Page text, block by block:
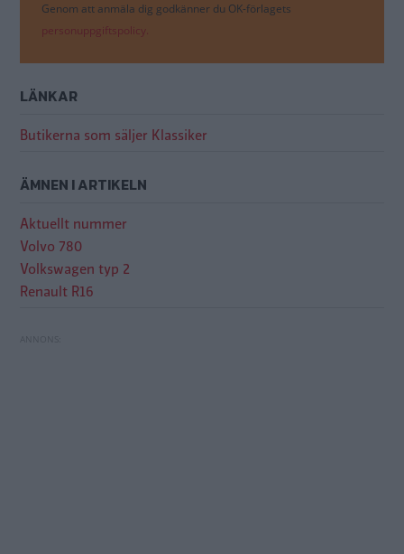
Genom att anmäla dig godkänner du OK-förlagets
personuppgiftspolicy.
LÄNKAR
Butikerna som säljer Klassiker
ÄMNEN I ARTIKELN
Aktuellt nummer
Volvo 780
Volkswagen typ 2
Renault R16